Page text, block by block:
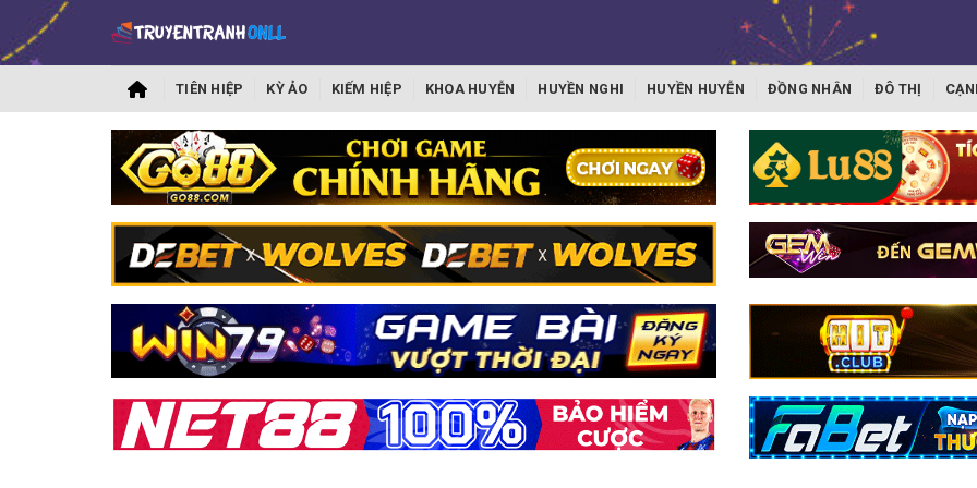
TIÊN HIỆP KỲ ẢO KIẾM HIỆP KHOA HUYỄN HUYỀN NGHI HUYỀN HUYỄN ĐỒNG NHÂN ĐÔ THỊ